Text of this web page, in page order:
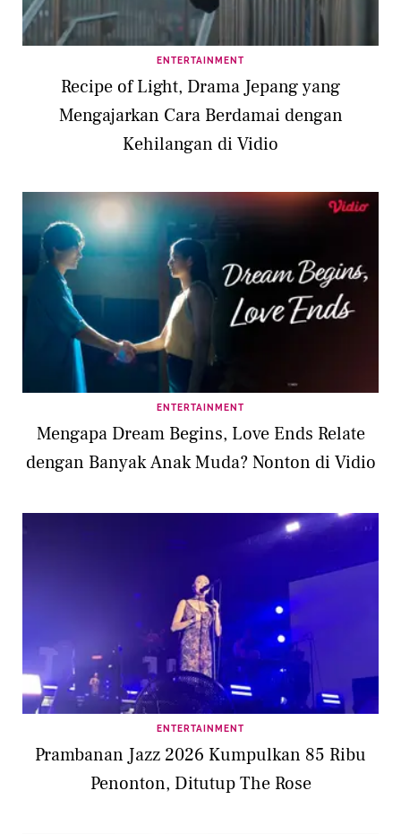
ENTERTAINMENT
Recipe of Light, Drama Jepang yang
Mengajarkan Cara Berdamai dengan
Kehilangan di Vidio
ENTERTAINMENT
Mengapa Dream Begins, Love Ends Relate
dengan Banyak Anak Muda? Nonton di Vidio
ENTERTAINMENT
Prambanan Jazz 2026 Kumpulkan 85 Ribu
Penonton, Ditutup The Rose